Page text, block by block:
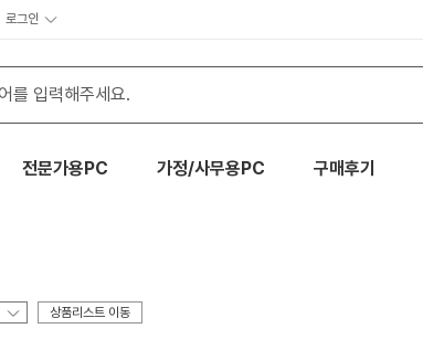
로그인
전문가용PC 가정/사무용PC 구매후기
상품리스트 이동